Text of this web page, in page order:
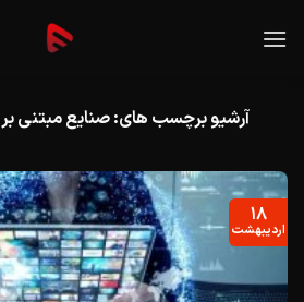
آرشیو برچسب های:صنایع مبتنی
۱۸
اردیبهشت